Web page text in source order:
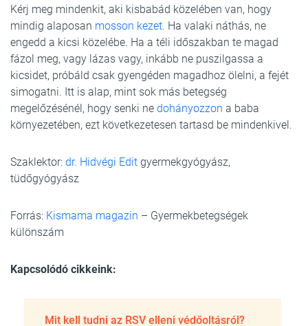
Kérj meg mindenkit, aki kisbabád közelében van, hogy
mindig alaposan mosson kezet. Ha valaki náthás, ne
engedd a kicsi közelébe. Ha a téli időszakban te magad
fázol meg, vagy lázas vagy, inkább ne puszilgassa a
kicsidet, próbáld csak gyengéden magadhoz ölelni, a fejét
simogatni. Itt is alap, mint sok más betegség
megelőzésénél, hogy senki ne dohányozzon a baba
környezetében, ezt következetesen tartasd be mindenkivel.
Szaklektor: dr. Hidvégi Edit gyermekgyógyász,
tüdőgyógyász
Forrás: Kismama magazin – Gyermekbetegségek
különszám
Kapcsolódó cikkeink:
Mit kell tudni az RSV elleni védőoltásról?